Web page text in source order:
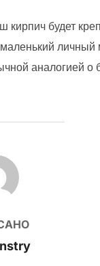
будет
аналогией о